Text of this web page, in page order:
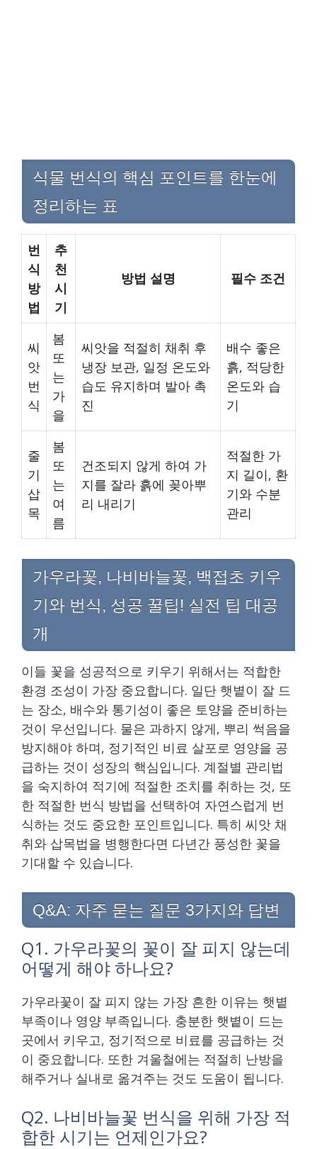
식물 번식의 핵심 포인트를 한눈에
정리하는 표
번
식
방
법
추
천
시
기
방법 설명 필수 조건
씨
앗
번
식
봄
또
는
가
을
씨앗을 적절히 채취 후
냉장 보관, 일정 온도와
습도 유지하며 발아 촉
진
배수 좋은
흙, 적당한
온도와 습
기
줄
기
삽
목
봄
또
는
여
름
건조되지 않게 하여 가
지를 잘라 흙에 꽂아뿌
리 내리기
적절한 가
지 길이, 환
기와 수분
관리
가우라꽃, 나비바늘꽃, 백접초 키우
기와 번식, 성공 꿀팁! 실전 팁 대공
개
이들 꽃을 성공적으로 키우기 위해서는 적합한
환경 조성이 가장 중요합니다. 일단 햇볕이 잘 드
는 장소, 배수와 통기성이 좋은 토양을 준비하는
것이 우선입니다. 물은 과하지 않게, 뿌리 썩음을
방지해야 하며, 정기적인 비료 살포로 영양을 공
급하는 것이 성장의 핵심입니다. 계절별 관리법
을 숙지하여 적기에 적절한 조치를 취하는 것, 또
한 적절한 번식 방법을 선택하여 자연스럽게 번
식하는 것도 중요한 포인트입니다. 특히 씨앗 채
취와 삽목법을 병행한다면 다년간 풍성한 꽃을
기대할 수 있습니다.
Q&A: 자주 묻는 질문 3가지와 답변
Q1. 가우라꽃의 꽃이 잘 피지 않는데
어떻게 해야 하나요?
가우라꽃이 잘 피지 않는 가장 흔한 이유는 햇볕
부족이나 영양 부족입니다. 충분한 햇볕이 드는
곳에서 키우고, 정기적으로 비료를 공급하는 것
이 중요합니다. 또한 겨울철에는 적절히 난방을
해주거나 실내로 옮겨주는 것도 도움이 됩니다.
Q2. 나비바늘꽃 번식을 위해 가장 적
합한 시기는 언제인가요?